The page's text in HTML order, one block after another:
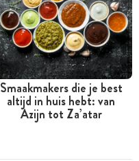
Smaakmakers die je best
altijd in huis hebt: van
Azijn tot Za’atar